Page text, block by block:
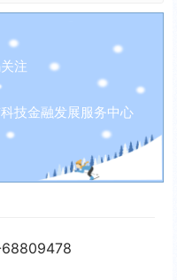
注
技金融发展服务中心